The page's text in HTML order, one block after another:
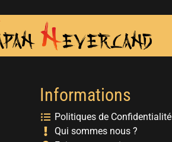
Informations
Politiques de Confidentialité
Qui sommes nous ?